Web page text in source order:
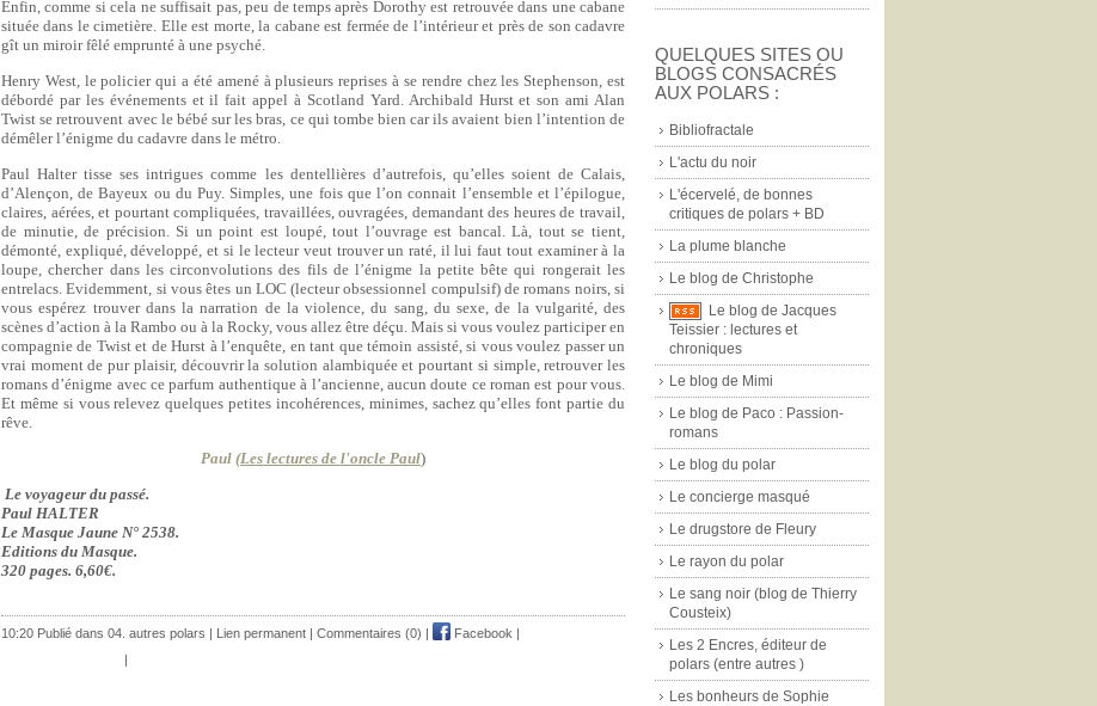
QUELQUES SITES OU
BLOGS CONSACRÉS
AUX POLARS :
Bibliofractale
L'actu du noir
L'écervelé, de bonnes
critiques de polars + BD
La plume blanche
Le blog de Christophe
Le blog de Jacques
Teissier : lectures et
chroniques
Le blog de Mimi
Le blog de Paco : Passion-
romans
Le blog du polar
Le concierge masqué
Le drugstore de Fleury
Le rayon du polar
Le sang noir (blog de Thierry
Cousteix)
Les 2 Encres, éditeur de
polars (entre autres )
Les bonheurs de Sophie
Enfin, comme si cela ne suffisait pas, peu de temps après Dorothy est retrouvée dans une cabane
située dans le cimetière. Elle est morte, la cabane est fermée de l’intérieur et près de son cadavre
gît un miroir fêlé emprunté à une psyché.
Henry West, le policier qui a été amené à plusieurs reprises à se rendre chez les Stephenson, est
débordé par les événements et il fait appel à Scotland Yard. Archibald Hurst et son ami Alan
Twist se retrouvent avec le bébé sur les bras, ce qui tombe bien car ils avaient bien l’intention de
démêler l’énigme du cadavre dans le métro.
Paul Halter tisse ses intrigues comme les dentellières d’autrefois, qu’elles soient de Calais,
d’Alençon, de Bayeux ou du Puy. Simples, une fois que l’on connait l’ensemble et l’épilogue,
claires, aérées, et pourtant compliquées, travaillées, ouvragées, demandant des heures de travail,
de minutie, de précision. Si un point est loupé, tout l’ouvrage est bancal. Là, tout se tient,
démonté, expliqué, développé, et si le lecteur veut trouver un raté, il lui faut tout examiner à la
loupe, chercher dans les circonvolutions des fils de l’énigme la petite bête qui rongerait les
entrelacs. Evidemment, si vous êtes un LOC (lecteur obsessionnel compulsif) de romans noirs, si
vous espérez trouver dans la narration de la violence, du sang, du sexe, de la vulgarité, des
scènes d’action à la Rambo ou à la Rocky, vous allez être déçu. Mais si vous voulez participer en
compagnie de Twist et de Hurst à l’enquête, en tant que témoin assisté, si vous voulez passer un
vrai moment de pur plaisir, découvrir la solution alambiquée et pourtant si simple, retrouver les
romans d’énigme avec ce parfum authentique à l’ancienne, aucun doute ce roman est pour vous.
Et même si vous relevez quelques petites incohérences, minimes, sachez qu’elles font partie du
rêve.
Paul (Les lectures de l'oncle Paul)
Le voyageur du passé.
Paul HALTER
Le Masque Jaune N° 2538.
Editions du Masque.
320 pages. 6,60€.
10:20 Publié dans 04. autres polars | Lien permanent | Commentaires (0) | Facebook |
|